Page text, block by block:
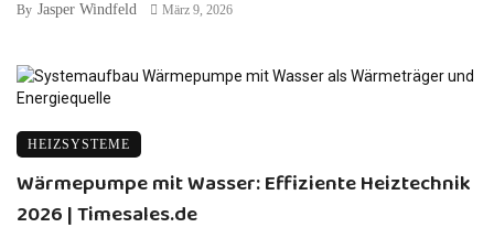
By Jasper Windfeld März 9, 2026
HEIZSYSTEME
Wärmepumpe mit Wasser: Effiziente Heiztechnik
2026 | Timesales.de